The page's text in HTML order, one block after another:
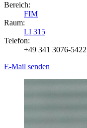
Bereich:
FIM
Raum:
LI 315
Telefon:
+49 341 3076-5422
E-Mail senden